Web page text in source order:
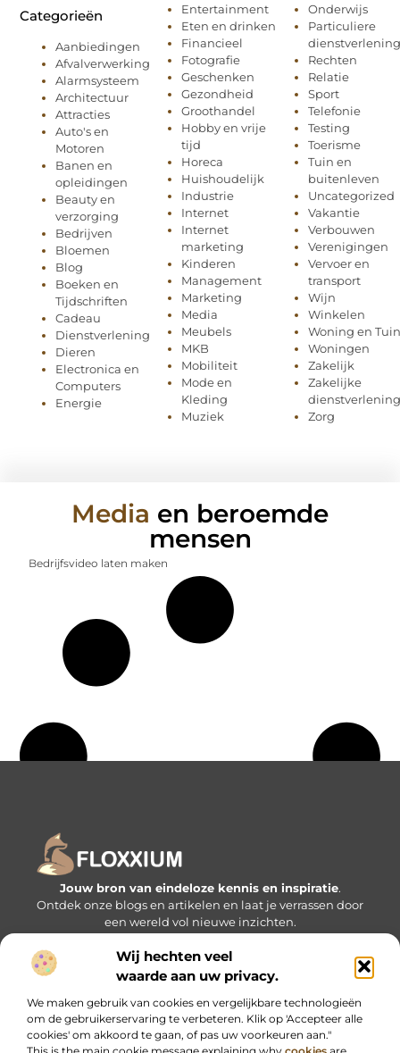
Wij hechten veel
waarde aan uw privacy.
We maken gebruik van cookies en vergelijkbare technologieën
om de gebruikerservaring te verbeteren. Klik op 'Accepteer alle
cookies' om akkoord te gaan, of pas uw voorkeuren aan."
Categorieën
Aanbiedingen
Afvalverwerking
Alarmsysteem
Architectuur
Attracties
Auto's en
Motoren
Banen en
opleidingen
Beauty en
verzorging
Bedrijven
Bloemen
Blog
Boeken en
Tijdschriften
Cadeau
Dienstverlening
Dieren
Electronica en
Computers
Energie
Entertainment
Eten en drinken
Financieel
Fotografie
Geschenken
Gezondheid
Groothandel
Hobby en vrije
tijd
Horeca
Huishoudelijk
Industrie
Internet
Internet
marketing
Kinderen
Management
Marketing
Media
Meubels
MKB
Mobiliteit
Mode en
Kleding
Muziek
Onderwijs
Particuliere
dienstverlening
Rechten
Relatie
Sport
Telefonie
Testing
Toerisme
Tuin en
buitenleven
Uncategorized
Vakantie
Verbouwen
Verenigingen
Vervoer en
transport
Wijn
Winkelen
Woning en Tuin
Woningen
Zakelijk
Zakelijke
dienstverlening
Zorg
Media en beroemde
mensen
Bedrijfsvideo laten maken
Jouw bron van eindeloze kennis en inspiratie.
Ontdek onze blogs en artikelen en laat je verrassen door
een wereld vol nieuwe inzichten.
Bericht categorie
Onze informatie